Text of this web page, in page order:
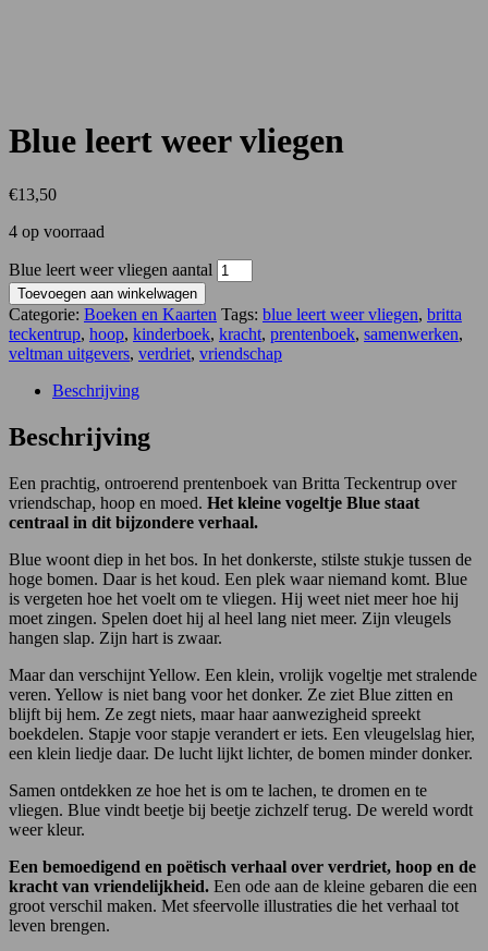
Blue leert weer vliegen
€13,50
4 op voorraad
Blue leert weer vliegen aantal
Toevoegen aan winkelwagen
Categorie: Boeken en Kaarten Tags: blue leert weer vliegen, britta
teckentrup, hoop, kinderboek, kracht, prentenboek, samenwerken,
veltman uitgevers, verdriet, vriendschap
Beschrijving
Beschrijving
Een prachtig, ontroerend prentenboek van Britta Teckentrup over
vriendschap, hoop en moed. Het kleine vogeltje Blue staat
centraal in dit bijzondere verhaal.
Blue woont diep in het bos. In het donkerste, stilste stukje tussen de
hoge bomen. Daar is het koud. Een plek waar niemand komt. Blue
is vergeten hoe het voelt om te vliegen. Hij weet niet meer hoe hij
moet zingen. Spelen doet hij al heel lang niet meer. Zijn vleugels
hangen slap. Zijn hart is zwaar.
Maar dan verschijnt Yellow. Een klein, vrolijk vogeltje met stralende
veren. Yellow is niet bang voor het donker. Ze ziet Blue zitten en
blijft bij hem. Ze zegt niets, maar haar aanwezigheid spreekt
boekdelen. Stapje voor stapje verandert er iets. Een vleugelslag hier,
een klein liedje daar. De lucht lijkt lichter, de bomen minder donker.
Samen ontdekken ze hoe het is om te lachen, te dromen en te
vliegen. Blue vindt beetje bij beetje zichzelf terug. De wereld wordt
weer kleur.
Een bemoedigend en poëtisch verhaal over verdriet, hoop en de
kracht van vriendelijkheid. Een ode aan de kleine gebaren die een
groot verschil maken. Met sfeervolle illustraties die het verhaal tot
leven brengen.